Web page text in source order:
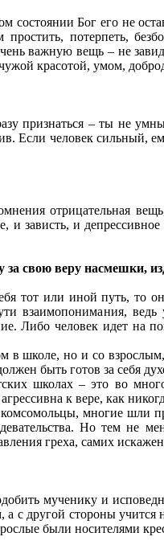
состоянии Бог его не
потерпеть,
важную вещь – не
красотой, умом,
признаться – ты не
человек сильный,
отрицательная
зависть, и
свою веру насмешки,
тот или иной путь,
взаимопонимания,
Либо человек идет на
в школе, но и со
быть готов за себя
школах – это во
к вере, как
многие шли
Но тем не
греха, самих
мученику и
с другой стороны
были носителями